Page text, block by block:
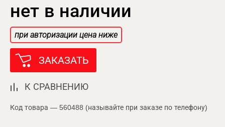
нет в наличии
при авторизации цена ниже
ЗАКАЗАТЬ
К СРАВНЕНИЮ
Код товара — 560488 (называйте при заказе по телефону)